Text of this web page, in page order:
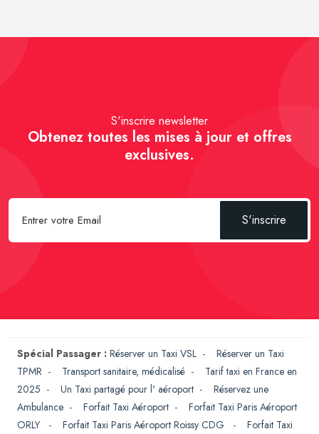
S'inscrire newsletter
Obtenez toutes les mises à jour et offres
exclusives.
S'inscrire
Spécial Passager : Réserver un Taxi VSL - Réserver un Taxi
TPMR - Transport sanitaire, médicalisé - Tarif taxi en France en
2025 - Un Taxi partagé pour l' aéroport - Réservez une
Ambulance - Forfait Taxi Aéroport - Forfait Taxi Paris Aéroport
ORLY
- Forfait Taxi Paris Aéroport Roissy CDG - Forfait Taxi